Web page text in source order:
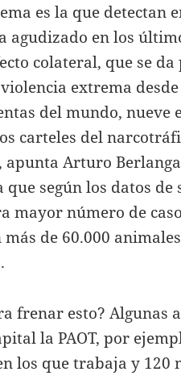
es la que detectan
agudizado en los
colateral, que se
extrema desde
del mundo, nueve
carteles del
apunta Arturo
que según los datos
mayor número de
de 60.000
frenar esto? Algunas
la PAOT, por
los que trabaja y 120